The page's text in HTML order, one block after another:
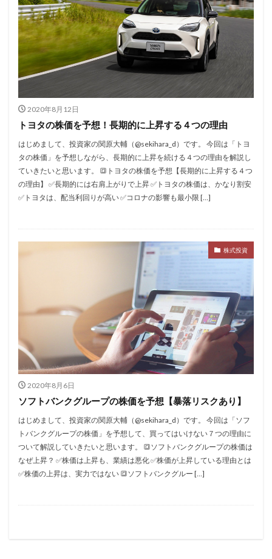
2020年8月12日
トヨタの株価を予想！長期的に上昇する４つの理由
はじめまして、投資家の関原大輔（@sekihara_d）です。 今回は「トヨ
タの株価」を予想しながら、長期的に上昇を続ける４つの理由を解説し
ていきたいと思います。 🔳トヨタの株価を予想【長期的に上昇する４つ
の理由】 ✅長期的には右肩上がりで上昇 ✅トヨタの株価は、かなり割安
✅トヨタは、配当利回りが高い ✅コロナの影響も最小限 […]
株式投資
2020年8月6日
ソフトバンクグループの株価を予想【暴落リスクあり】
はじめまして、投資家の関原大輔（@sekihara_d）です。 今回は「ソフ
トバンクグループの株価」を予想して、買ってはいけない７つの理由に
ついて解説していきたいと思います。 🔳ソフトバンクグループの株価は
なぜ上昇？ ✅株価は上昇も、業績は悪化 ✅株価が上昇している理由とは
✅株価の上昇は、実力ではない 🔳ソフトバンクグルー […]